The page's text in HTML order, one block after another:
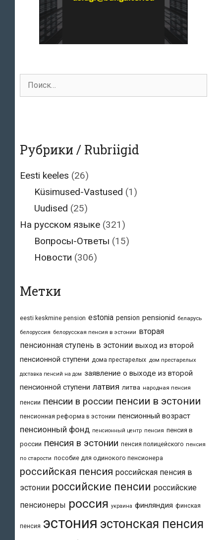
Поиск
для:
Рубрики / Rubriigid
Eesti keeles (26)
Küsimused-Vastused (1)
Uudised (25)
На русском языке (321)
Вопросы-Ответы (15)
Новости (306)
Метки
eesti keskmine pension estonia pension pensionid беларусь
белоруссия белорусская пенсия в эстонии вторая
пенсионная ступень в эстонии выход из второй
пенсионной ступени дома престарелых дом престарелых
доставка пенсий на дом заявление о выходе из второй
пенсионной ступени латвия литва народная пенсия
пенсии пенсии в россии пенсии в эстонии
пенсионная реформа в эстонии пенсионный возраст
пенсионный фонд пенсионный центр пенсия пенсия в
россии пенсия в эстонии пенсия полицейского пенсия
по старости пособие для одинокого пенсионера
российская пенсия российская пенсия в
эстонии российские пенсии российские
пенсионеры россия украина финляндия финская
пенсия эстония эстонская пенсия